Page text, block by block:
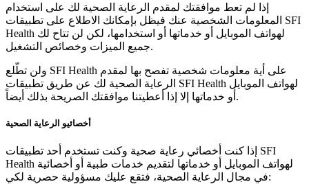
إذا لم تعط موافقتك لمقدم الرعاية الصحية لك على استخدام
المعلومات الشخصية عنك فيظل بإمكانك الاطلاع على تطبيقات SFI
Health لهواتف الموبايل أو خدماتها أو استخدامها، لكن لن تتاح لك
جميع الميزات وخصائص التشغيل.
ولن تطّلع SFI Health على أية معلومات شخصية تفصح بها لمقدم
الرعاية الصحية لك عن طريق تطبيقات SFI Health لهواتف الموبايل
أو خدماتها إلا إذا أعطيتنا موافقتك الصريحة بذلك أيضاً.
أخصائيو الرعاية الصحية
إذا كنت أخصائي رعاية صحية وكنت تستخدم أحد تطبيقات SFI
Health لهواتف الموبايل أو خدماتها لتقديم خدمات طبية أو أخصائية
في مجال الرعاية الصحية، فتقع عليك مسؤولية حصرية لكي: